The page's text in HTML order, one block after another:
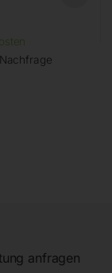
anfragen